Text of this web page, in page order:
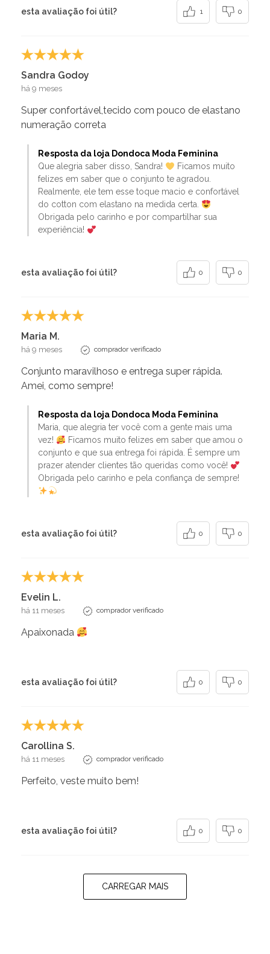
esta avaliação foi útil? 1 0
Sandra Godoy
há 9 meses
Super confortável,tecido com pouco de elastano
numeração correta
Resposta da loja Dondoca Moda Feminina
Que alegria saber disso, Sandra!
Ficamos muito
felizes em saber que o conjunto te agradou.
Realmente, ele tem esse toque macio e confortável
do cotton com elastano na medida certa.
Obrigada pelo carinho e por compartilhar sua
experiência!
esta avaliação foi útil? 0 0
Maria M.
há 9 meses comprador verificado
Conjunto maravilhoso e entrega super rápida.
Amei, como sempre!
Resposta da loja Dondoca Moda Feminina
Maria, que alegria ter você com a gente mais uma
vez!
Ficamos muito felizes em saber que amou o
conjunto e que sua entrega foi rápida. É sempre um
prazer atender clientes tão queridas como você!
Obrigada pelo carinho e pela confiança de sempre!
esta avaliação foi útil? 0 0
Evelin L.
há 11 meses comprador verificado
Apaixonada
esta avaliação foi útil? 0 0
Carollina S.
há 11 meses comprador verificado
Perfeito, veste muito bem!
esta avaliação foi útil? 0 0
CARREGAR MAIS